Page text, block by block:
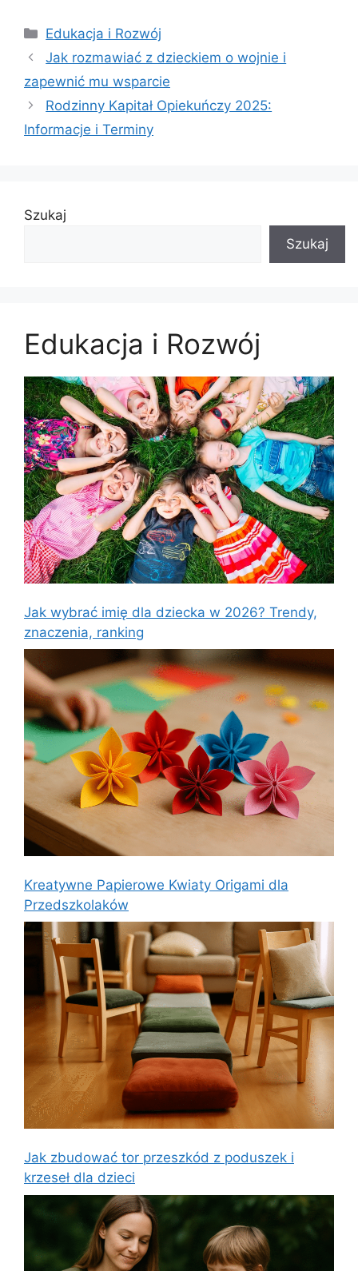
Kategorie
Edukacja i Rozwój
Jak rozmawiać z dzieckiem o wojnie i
zapewnić mu wsparcie
Rodzinny Kapitał Opiekuńczy 2025:
Informacje i Terminy
Szukaj
Szukaj
Edukacja i Rozwój
Jak wybrać imię dla dziecka w 2026? Trendy,
znaczenia, ranking
Kreatywne Papierowe Kwiaty Origami dla
Przedszkolaków
Jak zbudować tor przeszkód z poduszek i
krzeseł dla dzieci